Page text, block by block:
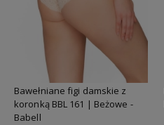
Bawełniane figi damskie z
koronką BBL 161 | Beżowe -
Babell